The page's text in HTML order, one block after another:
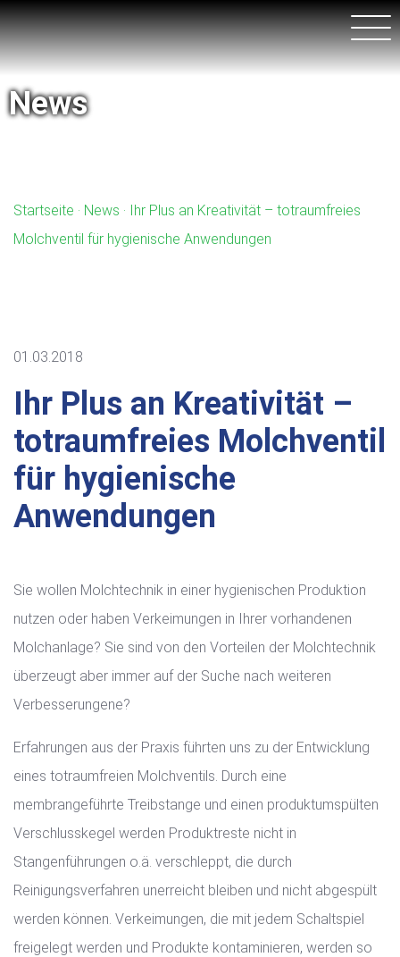
News
Startseite · News · Ihr Plus an Kreativität – totraumfreies
Molchventil für hygienische Anwendungen
01.03.2018
Ihr Plus an Kreativität –
totraumfreies Molchventil
für hygienische
Anwendungen
Sie wollen Molchtechnik in einer hygienischen Produktion
nutzen oder haben Verkeimungen in Ihrer vorhandenen
Molchanlage? Sie sind von den Vorteilen der Molchtechnik
überzeugt aber immer auf der Suche nach weiteren
Verbesserungene?
Erfahrungen aus der Praxis führten uns zu der Entwicklung
eines totraumfreien Molchventils. Durch eine
membrangeführte Treibstange und einen produktumspülten
Verschlusskegel werden Produktreste nicht in
Stangenführungen o.ä. verschleppt, die durch
Reinigungsverfahren unerreicht bleiben und nicht abgespült
werden können. Verkeimungen, die mit jedem Schaltspiel
freigelegt werden und Produkte kontaminieren, werden so